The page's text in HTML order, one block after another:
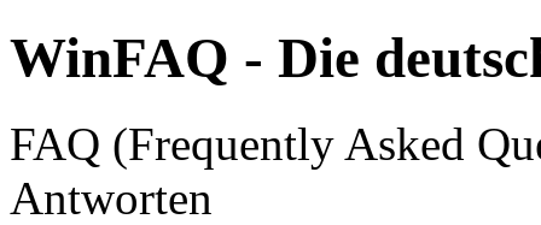
WinFAQ - Die
FAQ (Frequently Asked
Antworten